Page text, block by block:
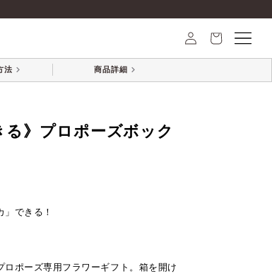
ズボックス ブルー(赤バラ)
る》プロポーズボック
できる！
ポーズ専用フラワーギフト。箱を開け
法 商品詳細